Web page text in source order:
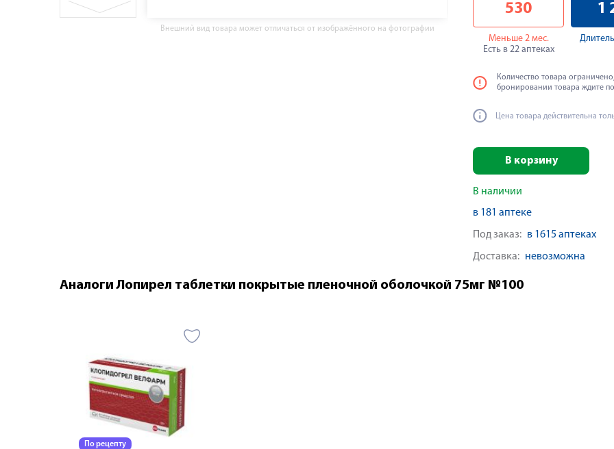
Внешний вид товара может отличаться от изображённого на фотографии
530
Меньше 2 мес.
Есть в 22 аптеках
1
Количество товара
бронировании товара ждите
Цена товара действительна
В корзину
В наличии
в 181 аптеке
Под заказ: в 1615 аптеках
Доставка: невозможна
Аналоги Лопирел таблетки покрытые пленочной оболочкой 75мг №100
По рецепту